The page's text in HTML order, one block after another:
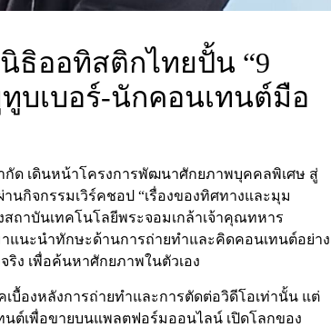
ธิออทิสติกไทยปั้น “9
บเบอร์-นักคอนเทนต์มือ
กัด เดินหน้าโครงการพัฒนาศักยภาพบุคคลพิเศษ สู่
นกิจกรรมเวิร์คชอป “เรื่องของทิศทางและมุม
สถาบันเทคโนโลยีพระจอมเกล้าเจ้าคุณทหาร
แนะนำทักษะด้านการถ่ายทำและคิดคอนเทนต์อย่าง
ริง เพื่อค้นหาศักยภาพในตัวเอง
บื้องหลังการถ่ายทำและการตัดต่อวิดีโอเท่านั้น แต่
ต์เพื่อขายบนแพลตฟอร์มออนไลน์ เปิดโลกของ